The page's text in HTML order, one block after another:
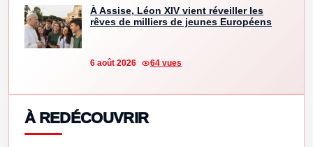
À Assise, Léon XIV vient réveiller les
rêves de milliers de jeunes Européens
6 août 2026 64 vues
À REDÉCOUVRIR